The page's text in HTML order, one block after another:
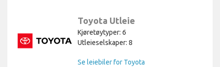
Toyota Utleie
Kjøretøytyper: 6
Utleieselskaper: 8
Se leiebiler for Toyota